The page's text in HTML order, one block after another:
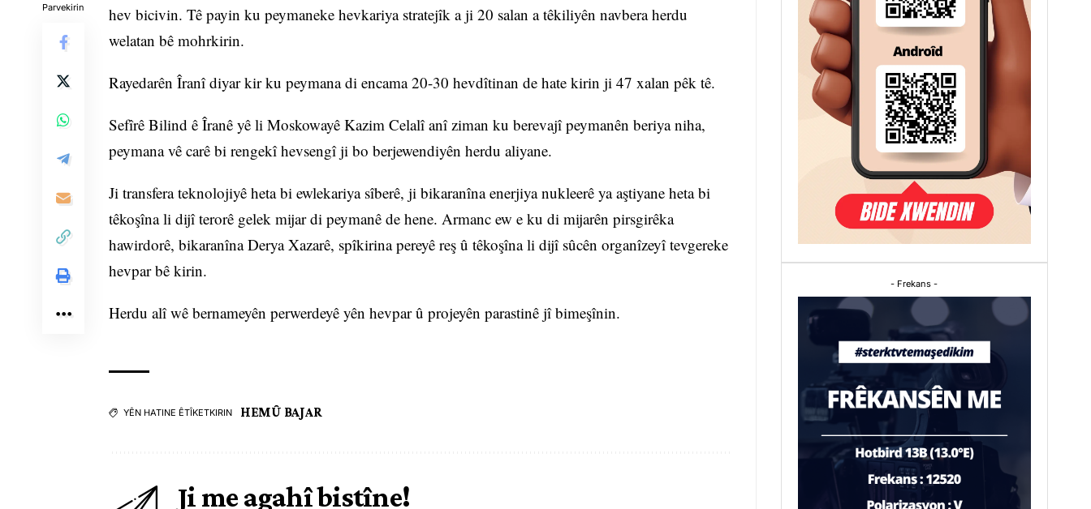
Parvekirin
hev bicivin. Tê payin ku peymaneke hevkariya stratejîk a ji 20 salan a têkiliyên navbera herdu
welatan bê mohrkirin.
Rayedarên Îranî diyar kir ku peymana di encama 20-30 hevdîtinan de hate kirin ji 47 xalan pêk tê.
Sefîrê Bilind ê Îranê yê li Moskowayê Kazim Celalî anî ziman ku berevajî peymanên beriya niha,
peymana vê carê bi rengekî hevsengî ji bo berjewendiyên herdu aliyane.
Ji transfera teknolojiyê heta bi ewlekariya sîberê, ji bikaranîna enerjiya nukleerê ya aştiyane heta bi
têkoşîna li dijî terorê gelek mijar di peymanê de hene. Armanc ew e ku di mijarên pirsgirêka
hawirdorê, bikaranîna Derya Xazarê, spîkirina pereyê reş û têkoşîna li dijî sûcên organîzeyî tevgereke
hevpar bê kirin.
Herdu alî wê bernameyên perwerdeyê yên hevpar û projeyên parastinê jî bimeşînin.
YÊN HATINE ÊTÎKETKIRIN HEMÛ BAJAR
Ji me agahî bistîne!
- Frekans -